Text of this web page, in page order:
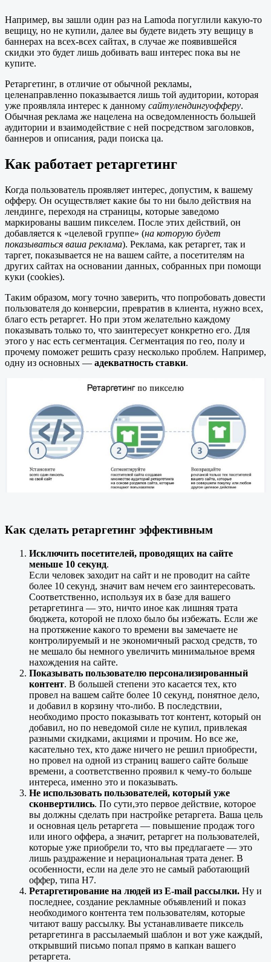
Например, вы зашли один раз на Lamoda погуглили какую-то
вещицу, но не купили, далее вы будете видеть эту вещицу в
баннерах на всех-всех сайтах, в случае же появившейся
скидки это будет лишь добивать ваш интерес пока вы не
купите.
Ретаргетинг, в отличие от обычной рекламы,
целенаправленно показывается лишь той аудитории, которая
уже проявляла интерес к данному сайтулендингуофферу.
Обычная реклама же нацелена на осведомленность большей
аудитории и взаимодействие с ней посредством заголовков,
баннеров и описания, ради поиска ца.
Как работает ретаргетинг
Когда пользователь проявляет интерес, допустим, к вашему
офферу. Он осуществляет какие бы то ни было действия на
лендинге, переходя на страницы, которые заведомо
маркированы вашим пикселем. После этих действий, он
добавляется к «целевой группе» (на которую будет
показываться ваша реклама). Реклама, как ретаргет, так и
таргет, показывается не на вашем сайте, а посетителям на
других сайтах на основании данных, собранных при помощи
куки (cookies).
Таким образом, могу точно заверить, что попробовать довести
пользователя до конверсии, превратив в клиента, нужно всех,
благо есть ретаргет. Но при этом желательно каждому
показывать только то, что заинтересует конкретно его. Для
этого у нас есть сегментация. Сегментация по гео, полу и
прочему поможет решить сразу несколько проблем. Например,
одну из основных — адекватность ставки.
Как сделать ретаргетинг эффективным
Исключить посетителей, проводящих на сайте
меньше 10 секунд.
Если человек заходит на сайт и не проводит на сайте
более 10 секунд, значит вам нечем его заинтересовать.
Соответственно, используя их в базе для вашего
ретаргетинга — это, ничто иное как лишняя трата
бюджета, которой не плохо было бы избежать. Если же
на протяжение какого то времени вы замечаете не
контролируемый и не экономичный расход средств, то
не мешало бы немного увеличить минимальное время
нахождения на сайте.
Показывать пользователю персонализированный
контент. В большей степени это касается тех, кто
провел на вашем сайте более 10 секунд, понятное дело,
и добавил в корзину что-либо. В последствии,
необходимо просто показывать тот контент, который он
добавил, но по неведомой силе не купил, привлекая
разными скидками, акциями и прочим. Но все же,
касательно тех, кто даже ничего не решил приобрести,
но провел на одной из страниц вашего сайте больше
времени, а соответственно проявил к чему-то больше
интереса, именно это и показывать.
Не использовать пользователей, который уже
сконвертились. По сути,это первое действие, которое
вы должны сделать при настройке ретаргета. Ваша цель
и основная цель ретаргета — повышение продаж того
или иного оффера, а значит, ретаргет на пользователей,
которые уже приобрели то, что вы предлагаете — это
лишь раздражение и нерациональная трата денег. В
особенности, если на деле это не самый работающий
оффер, типа Н7.
Ретаргетирование на людей из E-mail рассылки. Ну и
последнее, создание рекламные объявлений и показ
необходимого контента тем пользователям, которые
читают вашу рассылку. Вы устанавливаете пиксель
ретаргетинга в рассылаемый шаблон и вот уже каждый,
открывший письмо попал прямо в капкан вашего
ретаргета.